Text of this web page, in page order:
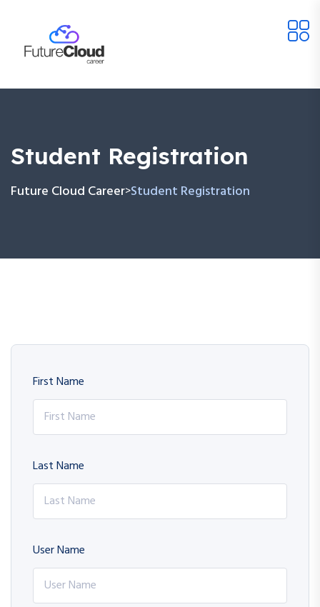
Student Registration
Future Cloud Career>Student Registration
First Name
Last Name
User Name